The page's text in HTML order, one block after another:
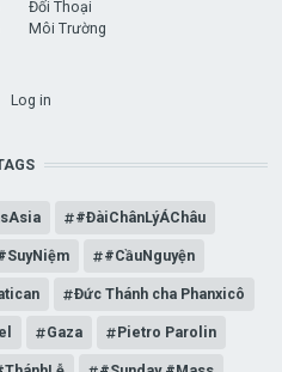
Đối Thoại
Môi Trường
Log in
#ĐàiChânLýÁChâu
#CầuNguyện
Đức Thánh cha Phanxicô
Gaza Pietro Parolin